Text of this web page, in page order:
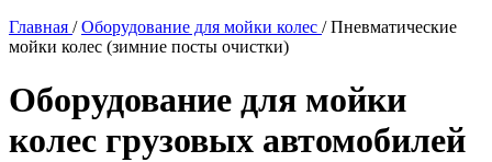
Главная / Оборудование для мойки колес / Пневматические
мойки колес (зимние посты очистки)
Оборудование для мойки
колес грузовых автомобилей